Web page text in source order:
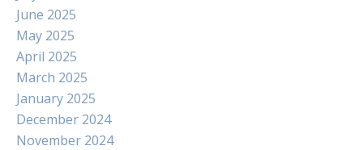
June 2025
May 2025
April 2025
March 2025
January 2025
December 2024
November 2024